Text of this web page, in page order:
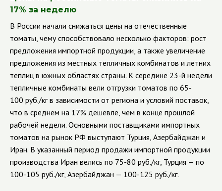
17% за неделю
В России начали снижаться цены на отечественные
томаты, чему способствовало несколько факторов: рост
предложения импортной продукции, а также увеличение
предложения из местных тепличных комбинатов и летних
теплиц в южных областях страны. К середине 23-й недели
тепличные комбинаты вели отгрузки томатов по 65-
100 руб./кг в зависимости от региона и условий поставок,
что в среднем на 17% дешевле, чем в конце прошлой
рабочей недели. Основными поставщиками импортных
томатов на рынок РФ выступают Турция, Азербайджан и
Иран. В указанный период продажи импортной продукции
производства Иран велись по 75-80 руб./кг, Турция — по
100-105 руб./кг, Азербайджан — 100-125 руб./кг.